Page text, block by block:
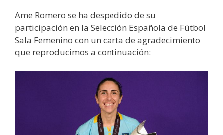
Ame Romero se ha despedido de su
participación en la Selección Española de Fútbol
Sala Femenino con un carta de agradecimiento
que reproducimos a continuación: